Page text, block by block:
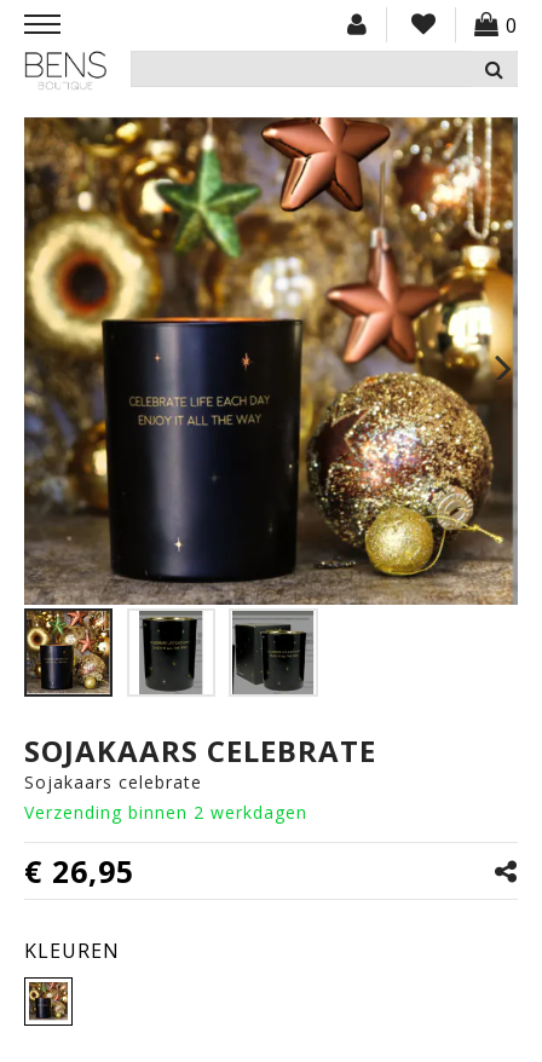
0
HOME
NIEUW
KLEDING
ACCESSOIRES
SCHOENEN
CADEAUBON
SOLDEN
SOJAKAARS CELEBRATE
Sojakaars celebrate
Verzending binnen 2 werkdagen
€ 26,95
KLEUREN